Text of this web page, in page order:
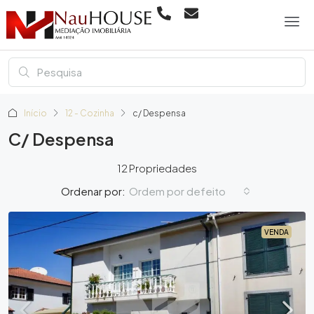
Início 12 - Cozinha c/ Despensa
C/ Despensa
12 Propriedades
Ordenar por: Ordem por defeito
VENDA